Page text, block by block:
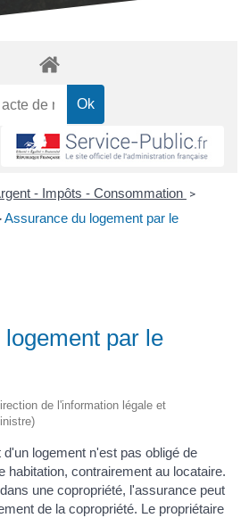
- Impôts - Consommation >
Assurance du logement par le
par le
de l'information légale et
logement n'est pas obligé de
habitation, contrairement au locataire.
une copropriété, l'assurance peut
de la copropriété. Le propriétaire